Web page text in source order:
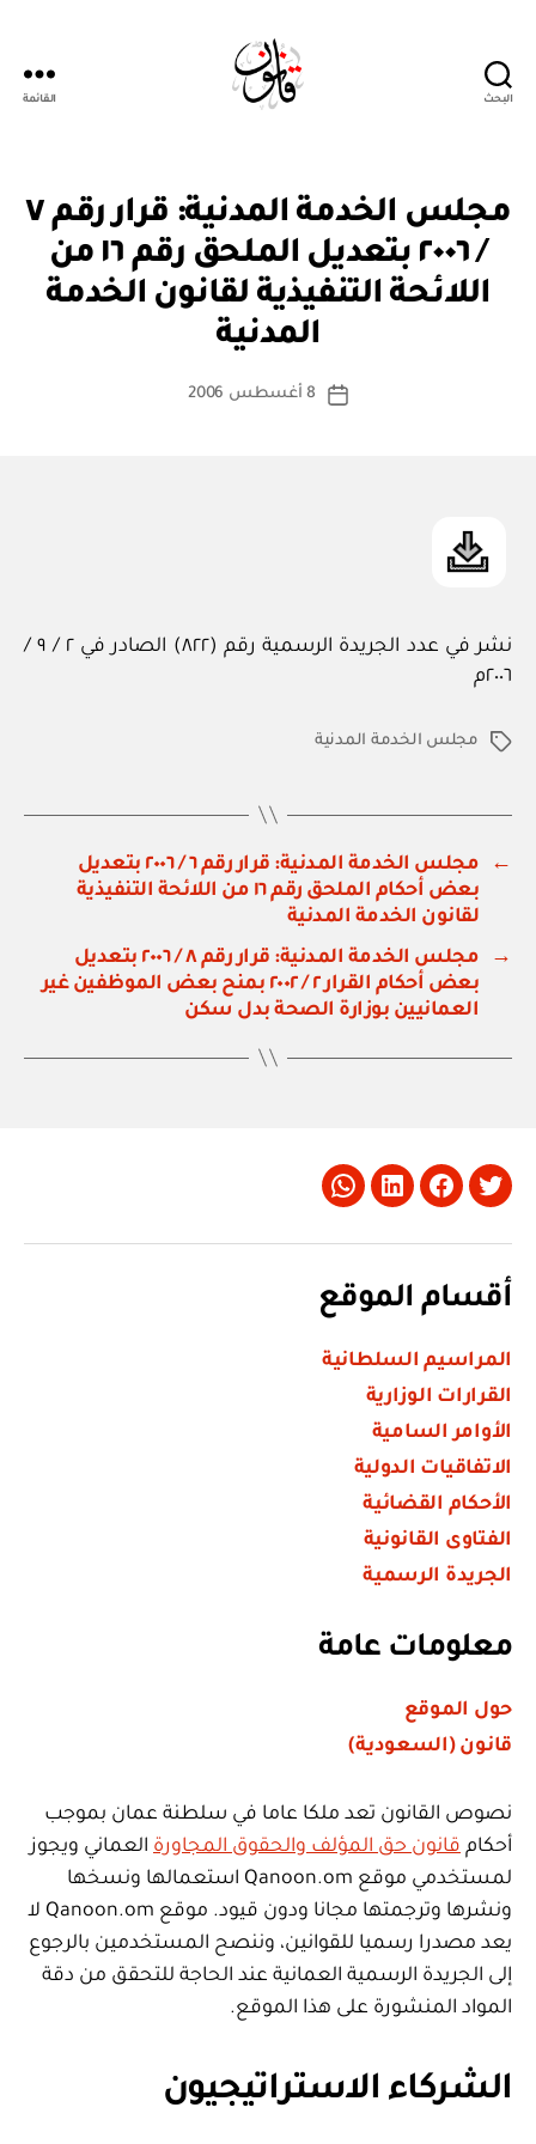
البحث القائمة
التصنيفاتق
مجلس الخدمة المدنية: قرار رقم ٧
/ ٢٠٠٦ بتعديل الملحق رقم ١٦ من
اللائحة التنفيذية لقانون الخدمة
المدنية
كاتب
بو
ا
س
ة
تاريخ
8 أغسطس 2006
نشر في عدد الجريدة الرسمية رقم (٨٢٢) الصادر في ٢ / ٩ /
٢٠٠٦م
الوسوممجلس الخدمة المدنية
←
مجلس الخدمة المدنية: قرار رقم ٦ / ٢٠٠٦ بتعديل
بعض أحكام الملحق رقم ١٦ من اللائحة التنفيذية
لقانون الخدمة المدنية
→
مجلس الخدمة المدنية: قرار رقم ٨ / ٢٠٠٦ بتعديل
بعض أحكام القرار ٢ / ٢٠٠٢ بمنح بعض الموظفين غير
العمانيين بوزارة الصحة بدل سكن
Twitter
Facebook
LinkedIn
Whatsapp
أقسام الموقع
المراسيم السلطانية
القرارات الوزارية
الأوامر السامية
الاتفاقيات الدولية
الأحكام القضائية
الفتاوى القانونية
الجريدة الرسمية
معلومات عامة
حول الموقع
قانون (السعودية)
نصوص القانون تعد ملكا عاما في سلطنة عمان بموجب
أحكام قانون حق المؤلف والحقوق المجاورة العماني ويجوز
لمستخدمي موقع Qanoon.om استعمالها ونسخها
ونشرها وترجمتها مجانا ودون قيود. موقع Qanoon.om لا
يعد مصدرا رسميا للقوانين، وننصح المستخدمين بالرجوع
إلى الجريدة الرسمية العمانية عند الحاجة للتحقق من دقة
المواد المنشورة على هذا الموقع.
الشركاء الاستراتيجيون